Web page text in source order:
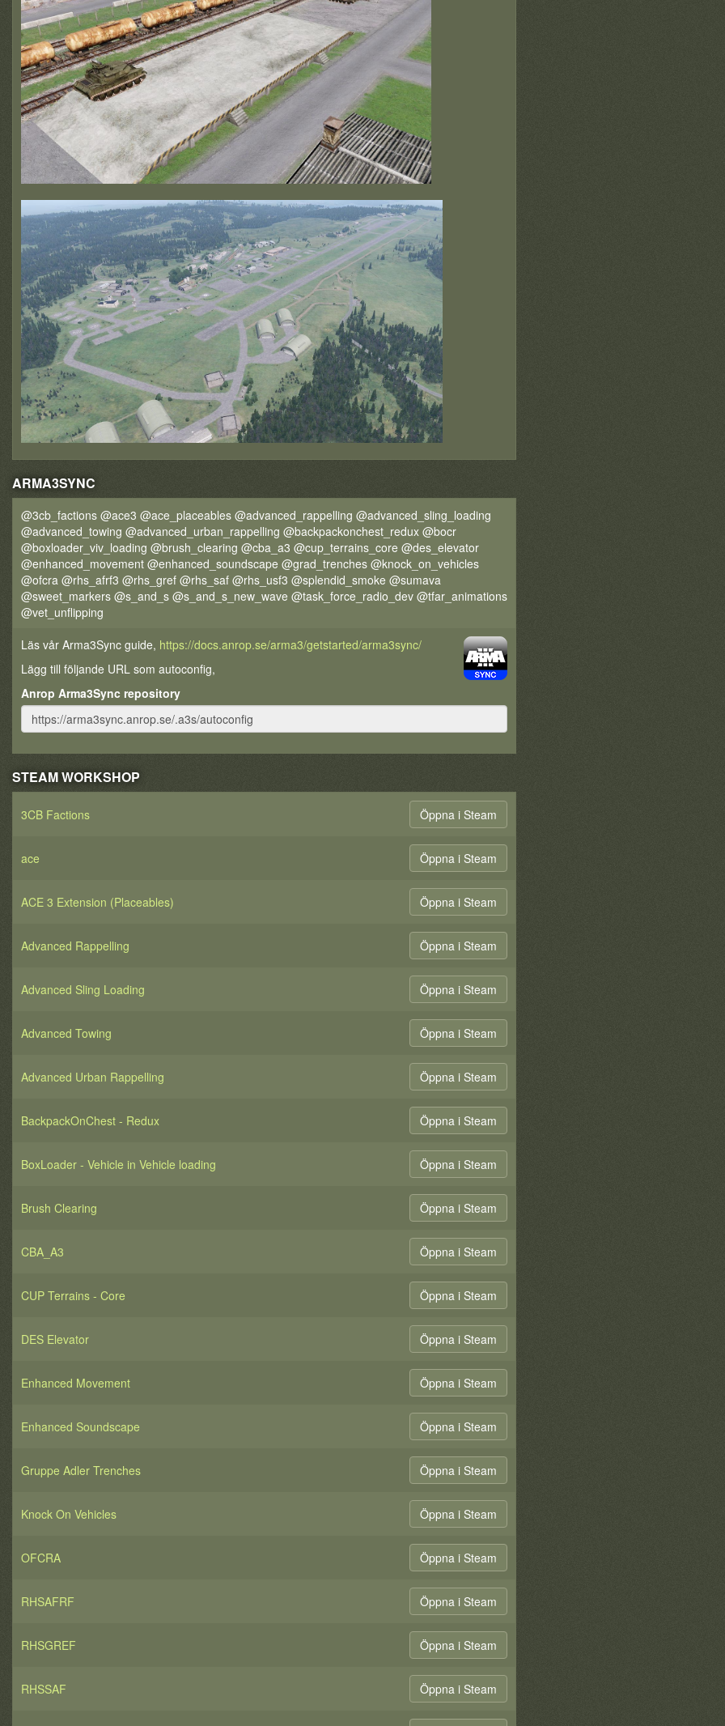
ARMA3SYNC
@3cb_factions @ace3 @ace_placeables @advanced_rappelling @advanced_sling_loading
@advanced_towing @advanced_urban_rappelling @backpackonchest_redux @bocr
@boxloader_viv_loading @brush_clearing @cba_a3 @cup_terrains_core @des_elevator
@enhanced_movement @enhanced_soundscape @grad_trenches @knock_on_vehicles
@ofcra @rhs_afrf3 @rhs_gref @rhs_saf @rhs_usf3 @splendid_smoke @sumava
@sweet_markers @s_and_s @s_and_s_new_wave @task_force_radio_dev @tfar_animations
@vet_unflipping
Läs vår Arma3Sync guide, https://docs.anrop.se/arma3/getstarted/arma3sync/
Lägg till följande URL som autoconfig,
Anrop Arma3Sync repository
STEAM WORKSHOP
3CB Factions Öppna i Steam
ace Öppna i Steam
ACE 3 Extension (Placeables) Öppna i Steam
Advanced Rappelling Öppna i Steam
Advanced Sling Loading Öppna i Steam
Advanced Towing Öppna i Steam
Advanced Urban Rappelling Öppna i Steam
BackpackOnChest - Redux Öppna i Steam
BoxLoader - Vehicle in Vehicle loading Öppna i Steam
Brush Clearing Öppna i Steam
CBA_A3 Öppna i Steam
CUP Terrains - Core Öppna i Steam
DES Elevator Öppna i Steam
Enhanced Movement Öppna i Steam
Enhanced Soundscape Öppna i Steam
Gruppe Adler Trenches Öppna i Steam
Knock On Vehicles Öppna i Steam
OFCRA Öppna i Steam
RHSAFRF Öppna i Steam
RHSGREF Öppna i Steam
RHSSAF Öppna i Steam